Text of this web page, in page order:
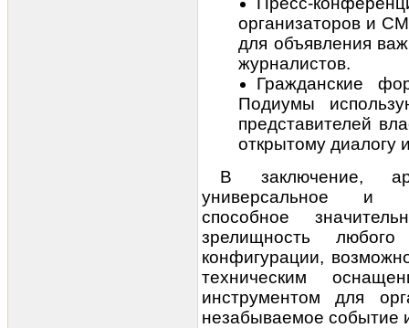
организаторов и
для объявления
журналистов.
Гражданские
Подиумы
представителей
открытому диалогу
В заключение,
универсальное и
способное
зрелищность
конфигурации,
техническим
инструментом для
незабываемое событие